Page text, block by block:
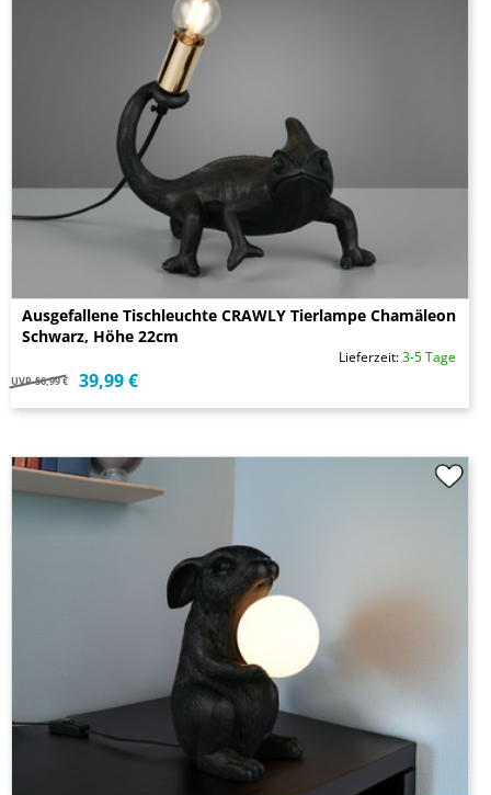
Ausgefallene Tischleuchte CRAWLY Tierlampe Chamäleon
Schwarz, Höhe 22cm
Lieferzeit:3-5 Tage
UVP 56,99 € 39,99 €